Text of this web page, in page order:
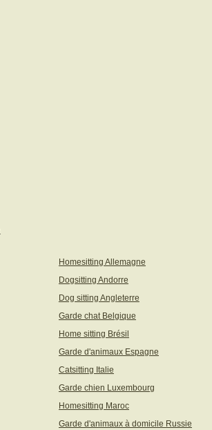
Homesitting Allemagne
Dogsitting Andorre
Dog sitting Angleterre
Garde chat Belgique
Home sitting Brésil
Garde d'animaux Espagne
Catsitting Italie
Garde chien Luxembourg
Homesitting Maroc
Garde d'animaux à domicile Russie